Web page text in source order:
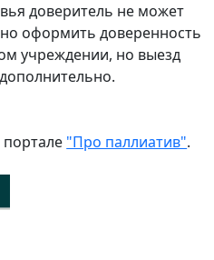
доверитель не может
оформить доверенность
учреждении, но выезд
"Про паллиатив".